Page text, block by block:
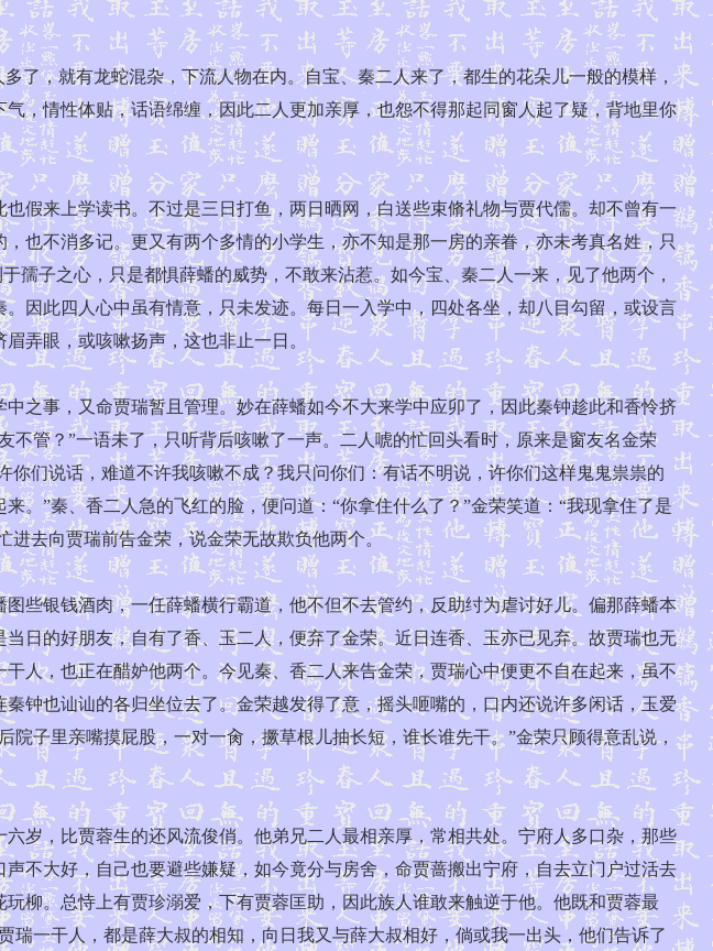
，就有龙蛇混杂，下流人物在内。自宝、秦二人来了，都生的花朵儿一般的模样，
，情性体贴，话语绵缠，因此二人更加亲厚，也怨不得那起同窗人起了疑，背地里你
来上学读书。不过是三日打鱼，两日晒网，白送些束脩礼物与贾代儒。却不曾有一
也不消多记。更又有两个多情的小学生，亦不知是那一房的亲眷，亦未考真名姓，只
孺子之心，只是都惧薛蟠的威势，不敢来沾惹。如今宝、秦二人一来，见了他两个，
因此四人心中虽有情意，只未发迹。每日一入学中，四处各坐，却八目勾留，或设言
弄眼，或咳嗽扬声，这也非止一日。
事，又命贾瑞暂且管理。妙在薛蟠如今不大来学中应卯了，因此秦钟趁此和香怜挤
管？”一语未了，只听背后咳嗽了一声。二人唬的忙回头看时，原来是窗友名金荣
们说话，难道不许我咳嗽不成？我只问你们：有话不明说，许你们这样鬼鬼祟祟的
。”秦、香二人急的飞红的脸，便问道：“你拿住什么了？”金荣笑道：“我现拿住了是
进去向贾瑞前告金荣，说金荣无故欺负他两个。
银钱酒肉，一任薛蟠横行霸道，他不但不去管约，反助纣为虐讨好儿。偏那薛蟠本
日的好朋友，自有了香、玉二人，便弃了金荣。近日连香、玉亦已见弃。故贾瑞也无
人，也正在醋妒他两个。今见秦、香二人来告金荣，贾瑞心中便更不自在起来，虽不
钟也讪讪的各归坐位去了。金荣越发得了意，摇头咂嘴的，口内还说许多闲话，玉爱
子里亲嘴摸屁股，一对一肏，撅草根儿抽长短，谁长谁先干。”金荣只顾得意乱说，
，比贾蓉生的还风流俊俏。他弟兄二人最相亲厚，常相共处。宁府人多口杂，那些
不大好，自己也要避些嫌疑，如今竟分与房舍，命贾蔷搬出宁府，自去立门户过活去
柳。总恃上有贾珍溺爱，下有贾蓉匡助，因此族人谁敢来触逆于他。他既和贾蓉最
一干人，都是薛大叔的相知，向日我又与薛大叔相好，倘或我一出头，他们告诉了